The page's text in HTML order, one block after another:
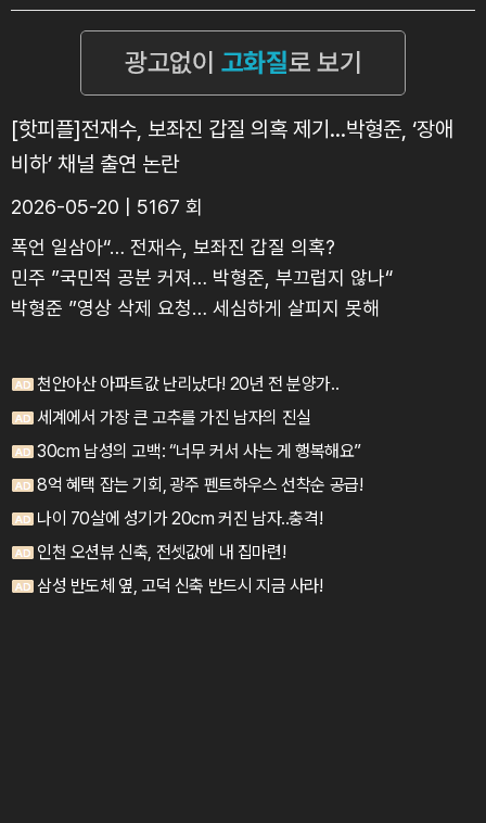
[핫피플]전재수, 보좌진 갑질 의혹 제기…박형준, ‘장애
비하’ 채널 출연 논란
2026-05-20 | 5167 회
폭언 일삼아“… 전재수, 보좌진 갑질 의혹?
민주 ”국민적 공분 커져… 박형준, 부끄럽지 않나“
박형준 ”영상 삭제 요청… 세심하게 살피지 못해